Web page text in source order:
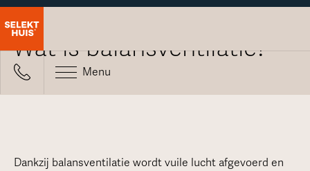
Menu
Wat is balansventilatie?
Dankzij balansventilatie wordt vuile lucht afgevoerd en